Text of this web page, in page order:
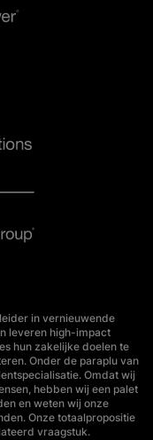
in vernieuwende
leveren high-impact
hun zakelijke doelen te
Onder de paraplu van
Omdat wij
hebben wij een palet
en weten wij onze
Onze totaalpropositie
vraagstuk.